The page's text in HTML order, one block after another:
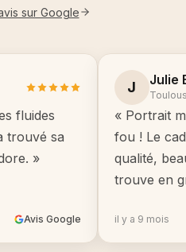
sur Google
fluides
trouvé sa
»
Avis Google
J Julie
« Portrait
fou ! Le
qualité,
trouve en
il y a 9 mois